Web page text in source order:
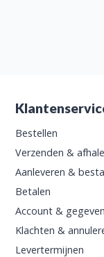
Bestellen
Verzenden &
Aanleveren &
Betalen
Account &
Klachten &
Levertermijnen